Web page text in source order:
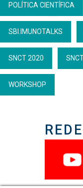
POLÍTICA CIENTÍFICA
SBI.IMUNOTALKS
SNCT 2020
WORKSHOP